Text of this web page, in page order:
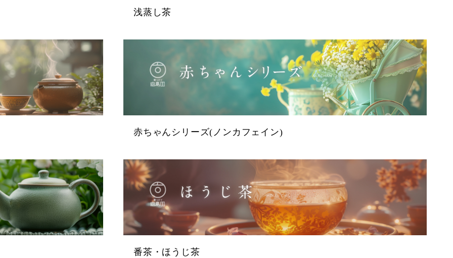
浅蒸し茶
赤ちゃんシリーズ(ノンカフェイン)
番茶・ほうじ茶